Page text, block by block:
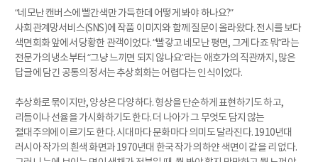
“네모난 캔버스에 빨간색만 가득한데 어떻게 봐야 하나요?”
사회관계망서비스(SNS)에 작품 이미지와 함께 질문이 올라왔다. 전시를 보다
색면회화 앞에서 당황한 관객이었다. “빨갛고 네모난 평면, 그게 다죠 뭐”라는
전문가의 냉소부터 “그냥 느끼면 되지 않나요”라는 애호가의 직관까지, 많은
답글에 담긴 공통의 정서는 추상회화는 어렵다는 인식이었다.
추상화로 묶이지만, 양상은 다양하다. 형상을 단순하게 표현하기도 하고,
리듬이나 선율을 가시화하기도 한다. 더 나아가 그 무엇도 담지 않는
절대주의에 이르기도 한다. 시대마다 문화마다 의미도 달라진다. 1910년대
러시아 작가의 흰색 화면과 1970년대 한국 작가의 하얀 색면이 같을 리 없다.